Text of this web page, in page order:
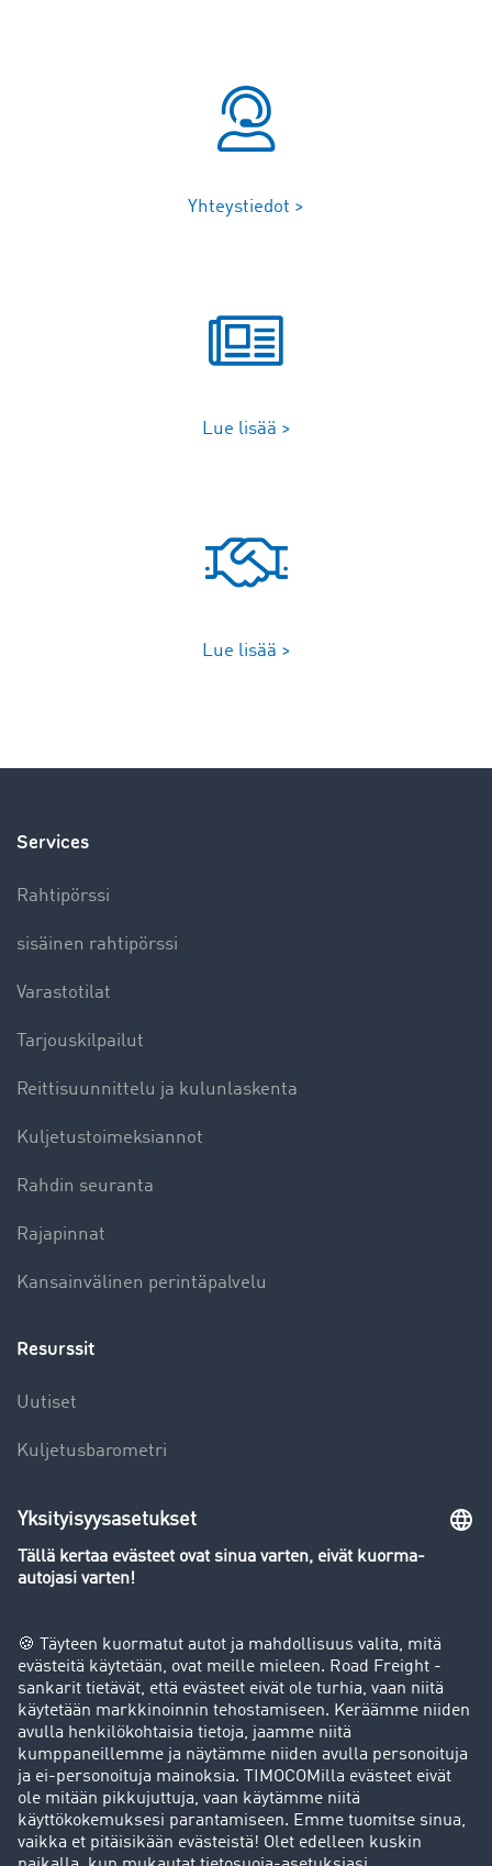
Yhteystiedot >
Lue lisää >
Lue lisää >
Services
Rahtipörssi
sisäinen rahtipörssi
Varastotilat
Tarjouskilpailut
Reittisuunnittelu ja kulunlaskenta
Kuljetustoimeksiannot
Rahdin seuranta
Rajapinnat
Kansainvälinen perintäpalvelu
Resurssit
Uutiset
Kuljetusbarometri
Yleiskatsaus rahtipörssiin
Success stories
Asiakassuosittelut
Goodies
Tukipalvelu